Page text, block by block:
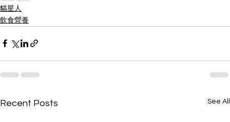
貓星人
飲食營養
Recent Posts See All